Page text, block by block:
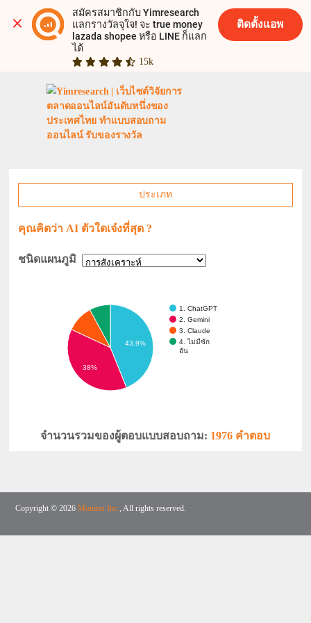
สมัครสมาชิกกับ Yimresearch
แลกรางวัลจุใจ! จะ true money
lazada shopee หรือ LINE ก็แลก
ได้
15k
ติดตั้งแอพ
ประเภท
คุณคิดว่า AI ตัวใดเจ๋งที่สุด ?
ชนิดแผนภูมิ
1. ChatGPT
2. Gemini
3. Claude
4. ไม่มีซัก
อัน
43.9%
38%
จำนวนรวมของผู้ตอบแบบสอบถาม: 1976 คำตอบ
Copyright © 2026Monitas Inc., All rights reserved.